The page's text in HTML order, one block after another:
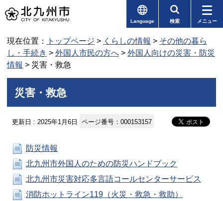
Language 検索 メニュー
現在位置： トップページ > くらしの情報 > その他の暮ら
し・手続き > 外国人市民の方へ > 外国人向けの災害・防災
情報 > 災害・救急
災害・救急
更新日 : 2025年1月6日 ページ番号：000153157
防災情報
北九州市外国人のための防災ハンドブック
北九州市災害対応多言語コールセンターサービス
消防ホットライン119（火災・救急・救助）